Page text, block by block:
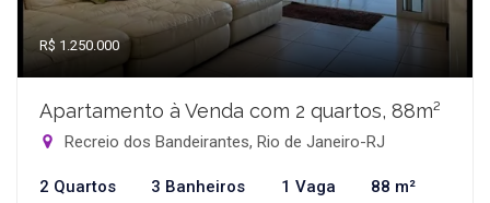
R$ 1.250.000
Apartamento à Venda com 2 quartos, 88m²
Recreio dos Bandeirantes, Rio de Janeiro-RJ
2 Quartos 3 Banheiros 1 Vaga 88 m²